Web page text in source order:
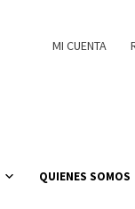
MI CUENTA
QUIENES SOMOS